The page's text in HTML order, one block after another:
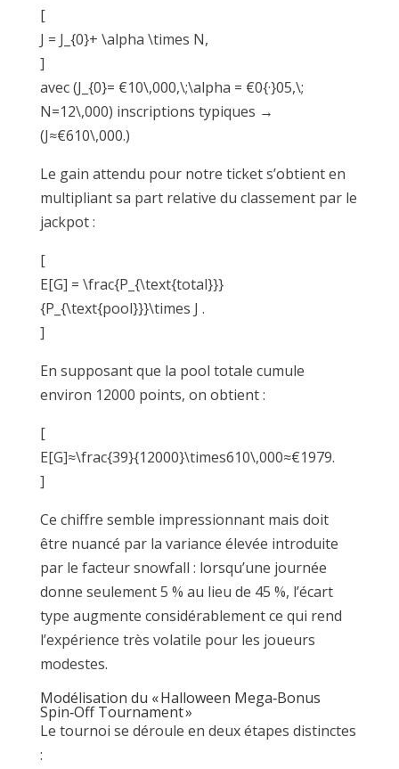
[
J = J_{0}+ \alpha \times N,
]
avec (J_{0}= €10\,000,\;\alpha = €0{·}05,\;
N=12\,000) inscriptions typiques →
(J≈€610\,000.)
Le gain attendu pour notre ticket s’obtient en
multipliant sa part relative du classement par le
jackpot :
[
E[G] = \frac{P_{\text{total}}}
{P_{\text{pool}}}\times J .
]
En supposant que la pool totale cumule
environ 12000 points, on obtient :
[
E[G]≈\frac{39}{12000}\times610\,000≈€1979.
]
Ce chiffre semble impressionnant mais doit
être nuancé par la variance élevée introduite
par le facteur snowfall : lorsqu’une journée
donne seulement 5 % au lieu de 45 %, l’écart
type augmente considérablement ce qui rend
l’expérience très volatile pour les joueurs
modestes.
Modélisation du « Halloween Mega‑Bonus
Spin‑Off Tournament »
Le tournoi se déroule en deux étapes distinctes
: